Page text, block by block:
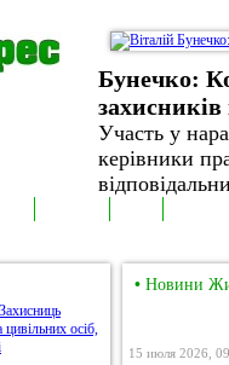
Бунечко:
захисників
Участь у
керівники
• Новини
15 июля 2026,